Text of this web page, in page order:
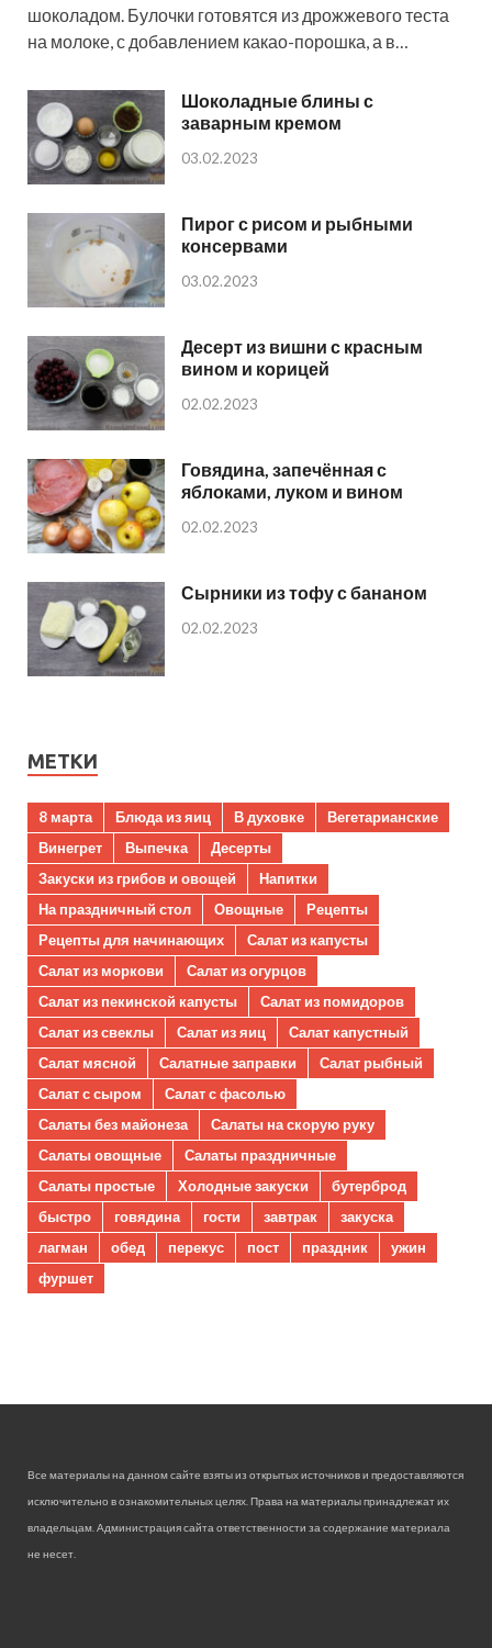
шоколадом. Булочки готовятся из дрожжевого теста
на молоке, с добавлением какао-порошка, а в…
Шоколадные блины с
заварным кремом
03.02.2023
Пирог с рисом и рыбными
консервами
03.02.2023
Десерт из вишни с красным
вином и корицей
02.02.2023
Говядина, запечённая с
яблоками, луком и вином
02.02.2023
Сырники из тофу с бананом
02.02.2023
МЕТКИ
8 марта Блюда из яиц В духовке
Вегетарианские
Винегрет
Выпечка
Десерты
Закуски из грибов и овощей
Напитки
На праздничный стол
Овощные
Рецепты
Рецепты для начинающих
Салат из капусты
Салат из моркови
Салат из огурцов
Салат из пекинской капусты
Салат из помидоров
Салат из свеклы
Салат из яиц
Салат капустный
Салат мясной
Салатные заправки
Салат рыбный
Салат с сыром
Салат с фасолью
Салаты без майонеза
Салаты на скорую руку
Салаты овощные
Салаты праздничные
Салаты простые
Холодные закуски
бутерброд
быстро
говядина гости завтрак
закуска
лагман
обед перекус пост праздник
ужин
фуршет
Все материалы на данном сайте взяты из открытых источников и предоставляются
исключительно в ознакомительных целях. Права на материалы принадлежат их
владельцам. Администрация сайта ответственности за содержание материала
не несет.